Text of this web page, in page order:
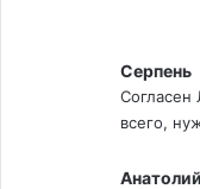
Серпень
всего,
Анатолий